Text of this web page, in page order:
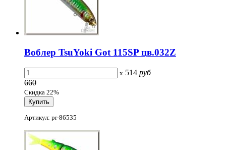
Воблер TsuYoki Got 115SP цв.032Z
x 514 руб
660
Скидка 22%
Артикул: pr-86535